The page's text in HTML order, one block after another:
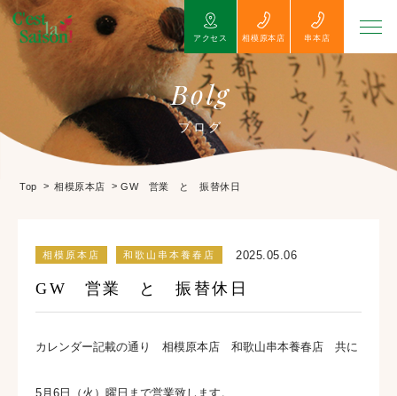
アクセス 相模原本店 串本店
Bolg
ブログ
Top > 相模原本店 >GW 営業 と 振替休日
相模原本店 和歌山串本養春店 2025.05.06
GW 営業 と 振替休日
カレンダー記載の通り 相模原本店 和歌山串本養春店 共に
5月6日（火）曜日まで営業致します。